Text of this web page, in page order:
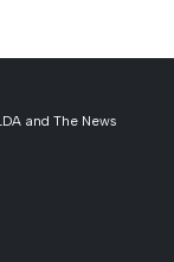
and The News